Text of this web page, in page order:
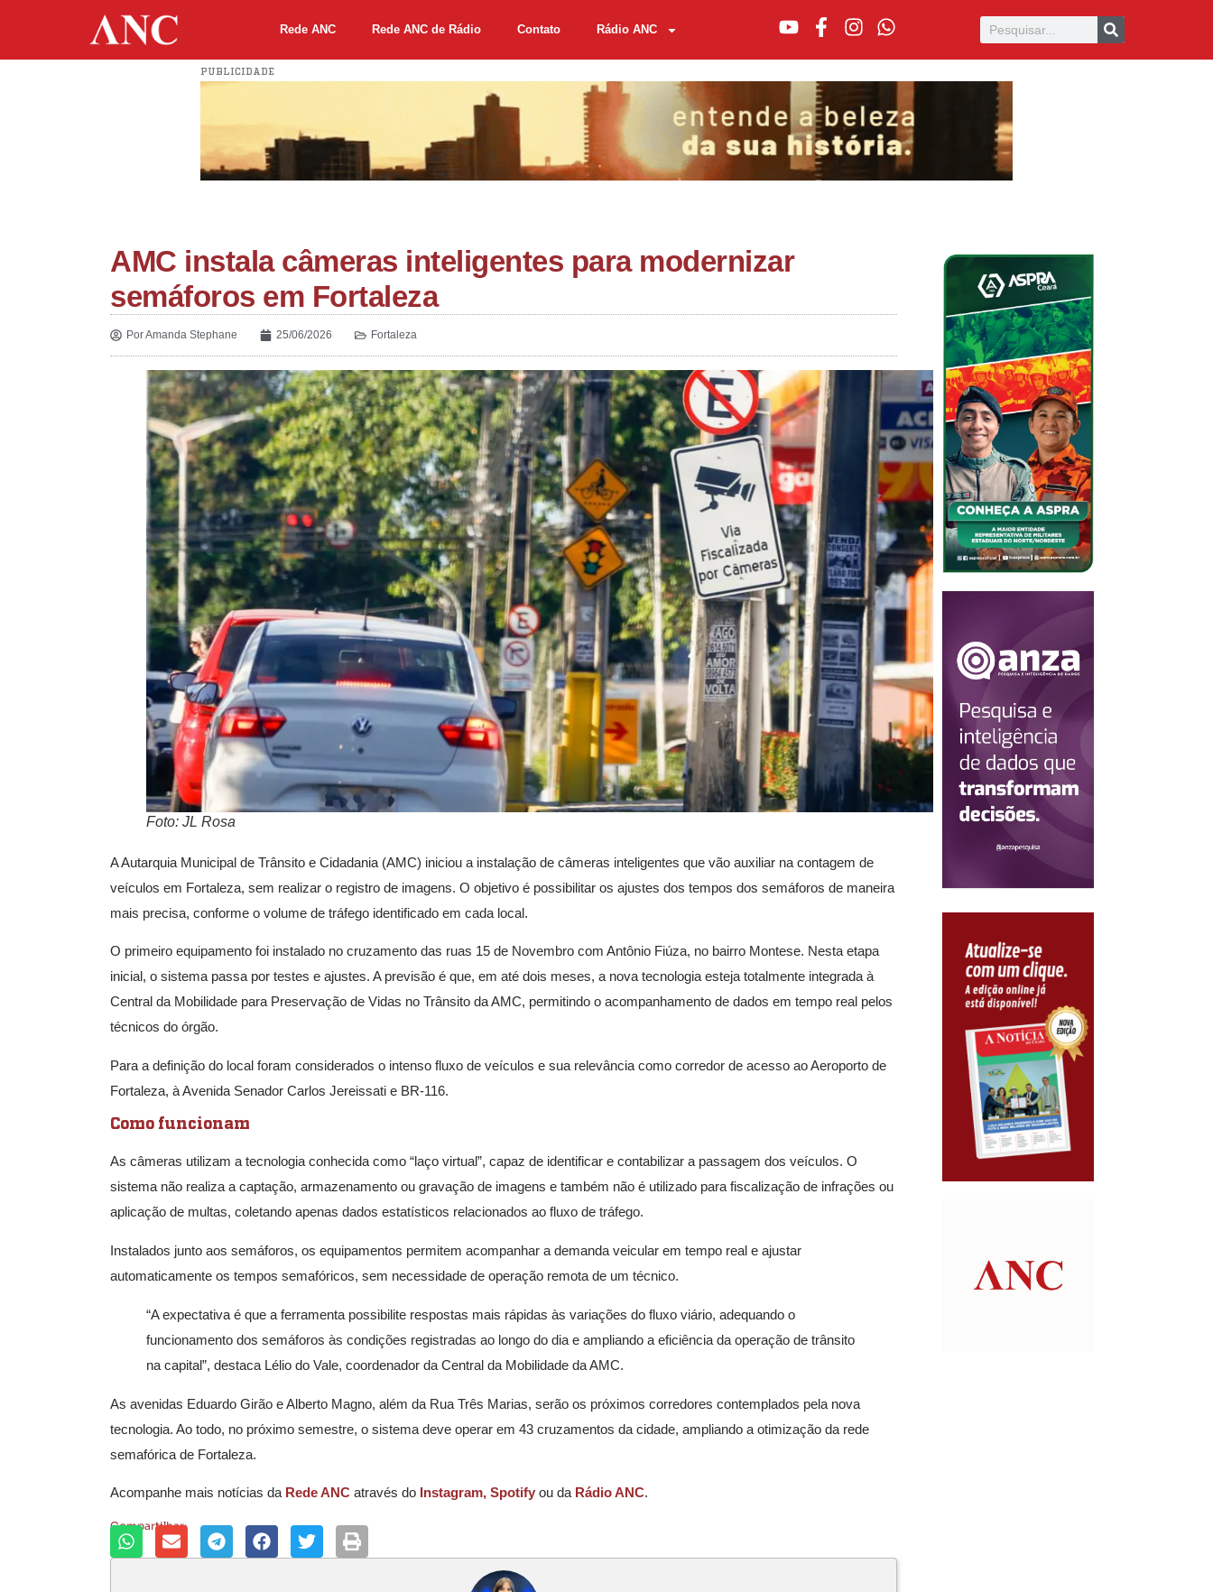
Rede ANC Rede ANC de Rádio Contato Rádio ANC
PUBLICIDADE
AMC instala câmeras inteligentes para modernizar
semáforos em Fortaleza
PorAmanda Stephane 25/06/2026 Fortaleza
Foto: JL Rosa
A Autarquia Municipal de Trânsito e Cidadania (AMC) iniciou a instalação de câmeras inteligentes que vão auxiliar na contagem de
veículos em Fortaleza, sem realizar o registro de imagens. O objetivo é possibilitar os ajustes dos tempos dos semáforos de maneira
mais precisa, conforme o volume de tráfego identificado em cada local.
O primeiro equipamento foi instalado no cruzamento das ruas 15 de Novembro com Antônio Fiúza, no bairro Montese. Nesta etapa
inicial, o sistema passa por testes e ajustes. A previsão é que, em até dois meses, a nova tecnologia esteja totalmente integrada à
Central da Mobilidade para Preservação de Vidas no Trânsito da AMC, permitindo o acompanhamento de dados em tempo real pelos
técnicos do órgão.
Para a definição do local foram considerados o intenso fluxo de veículos e sua relevância como corredor de acesso ao Aeroporto de
Fortaleza, à Avenida Senador Carlos Jereissati e BR-116.
Como funcionam
As câmeras utilizam a tecnologia conhecida como “laço virtual”, capaz de identificar e contabilizar a passagem dos veículos. O
sistema não realiza a captação, armazenamento ou gravação de imagens e também não é utilizado para fiscalização de infrações ou
aplicação de multas, coletando apenas dados estatísticos relacionados ao fluxo de tráfego.
Instalados junto aos semáforos, os equipamentos permitem acompanhar a demanda veicular em tempo real e ajustar
automaticamente os tempos semafóricos, sem necessidade de operação remota de um técnico.
“A expectativa é que a ferramenta possibilite respostas mais rápidas às variações do fluxo viário, adequando o
funcionamento dos semáforos às condições registradas ao longo do dia e ampliando a eficiência da operação de trânsito
na capital”, destaca Lélio do Vale, coordenador da Central da Mobilidade da AMC.
As avenidas Eduardo Girão e Alberto Magno, além da Rua Três Marias, serão os próximos corredores contemplados pela nova
tecnologia. Ao todo, no próximo semestre, o sistema deve operar em 43 cruzamentos da cidade, ampliando a otimização da rede
semafórica de Fortaleza.
Acompanhe mais notícias da Rede ANC através do Instagram, Spotify ou da Rádio ANC.
Compartilhar: